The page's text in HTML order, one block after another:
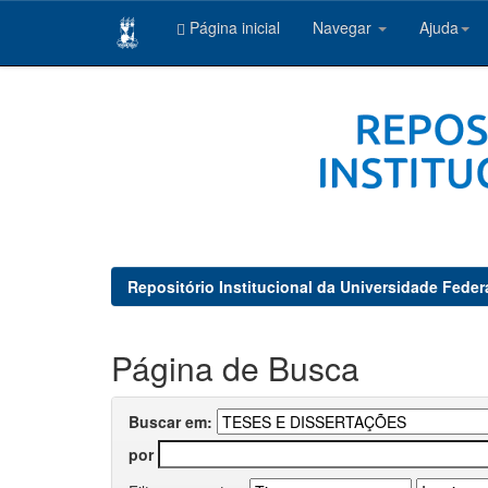
Página inicial Navegar Ajuda
Repositório Institucional da Universidade
Página de Busca
Buscar em:
por